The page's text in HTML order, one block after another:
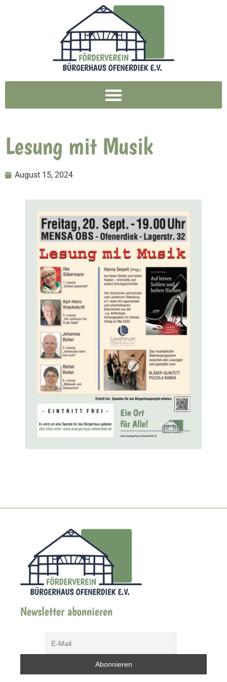
Lesung mit Musik
August 15, 2024
Newsletter abonnieren